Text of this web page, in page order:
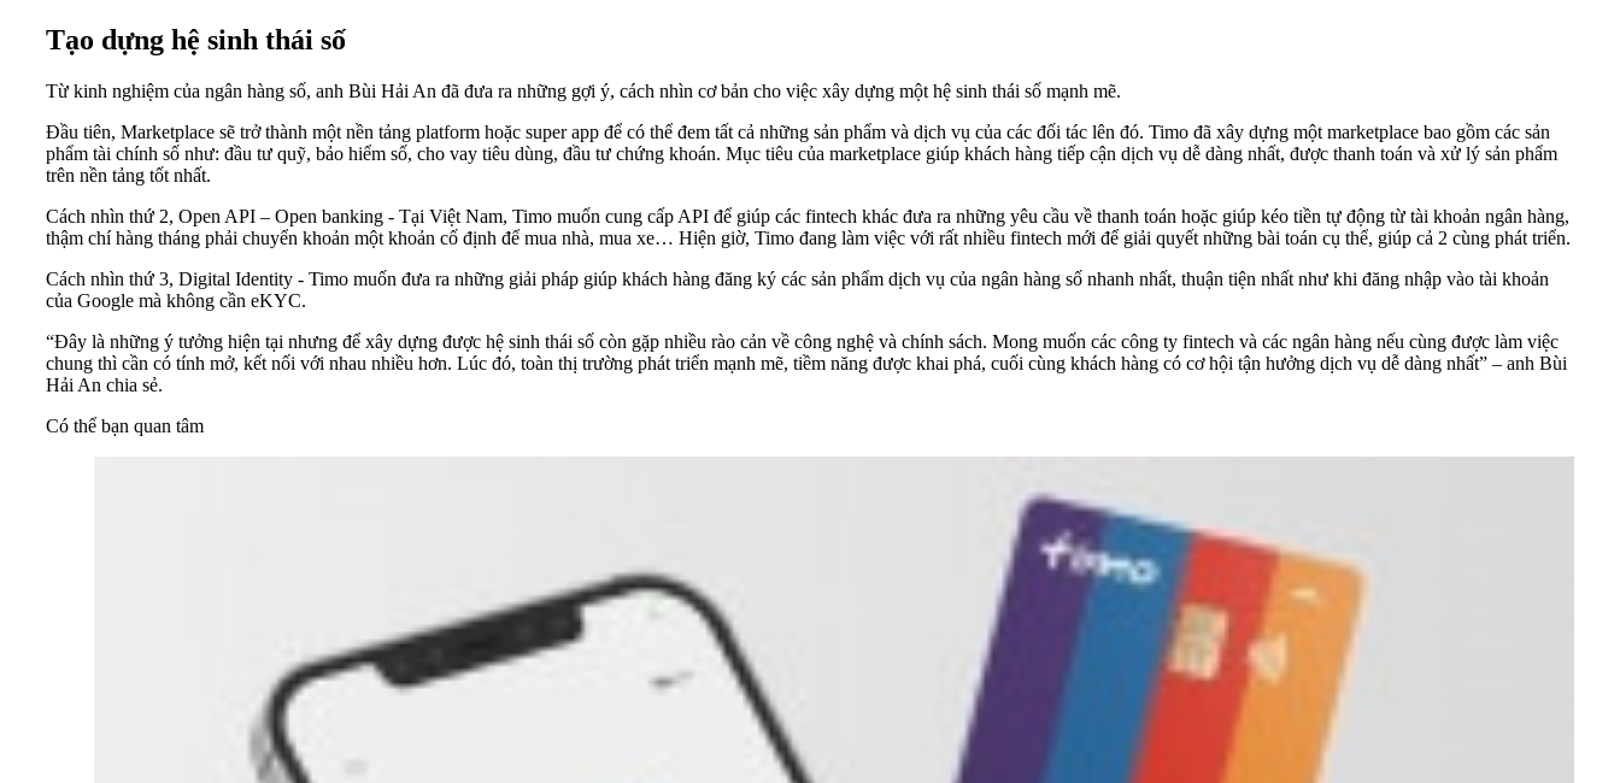
Tạo dựng hệ sinh thái số
Từ kinh nghiệm của ngân hàng số, anh Bùi Hải An đã đưa ra những gợi ý, cách nhìn cơ bản cho việc xây dựng một hệ sinh thái số mạnh mẽ.
Đầu tiên, Marketplace sẽ trở thành một nền tảng platform hoặc super app để có thể đem tất cả những sản phẩm và dịch vụ của các đối tác lên đó. Timo đã xây dựng một marketplace bao gồm các sản
phẩm tài chính số như: đầu tư quỹ, bảo hiểm số, cho vay tiêu dùng, đầu tư chứng khoán. Mục tiêu của marketplace giúp khách hàng tiếp cận dịch vụ dễ dàng nhất, được thanh toán và xử lý sản phẩm
trên nền tảng tốt nhất.
Cách nhìn thứ 2, Open API – Open banking - Tại Việt Nam, Timo muốn cung cấp API để giúp các fintech khác đưa ra những yêu cầu về thanh toán hoặc giúp kéo tiền tự động từ tài khoản ngân hàng,
thậm chí hàng tháng phải chuyển khoản một khoản cố định để mua nhà, mua xe… Hiện giờ, Timo đang làm việc với rất nhiều fintech mới để giải quyết những bài toán cụ thể, giúp cả 2 cùng phát triển.
Cách nhìn thứ 3, Digital Identity - Timo muốn đưa ra những giải pháp giúp khách hàng đăng ký các sản phẩm dịch vụ của ngân hàng số nhanh nhất, thuận tiện nhất như khi đăng nhập vào tài khoản
của Google mà không cần eKYC.
“Đây là những ý tưởng hiện tại nhưng để xây dựng được hệ sinh thái số còn gặp nhiều rào cản về công nghệ và chính sách. Mong muốn các công ty fintech và các ngân hàng nếu cùng được làm việc
chung thì cần có tính mở, kết nối với nhau nhiều hơn. Lúc đó, toàn thị trường phát triển mạnh mẽ, tiềm năng được khai phá, cuối cùng khách hàng có cơ hội tận hưởng dịch vụ dễ dàng nhất” – anh Bùi
Hải An chia sẻ.
Có thể bạn quan tâm